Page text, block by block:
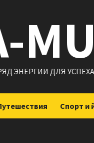
ЭНЕРГИИ ДЛЯ УСПЕХА
Спорт и